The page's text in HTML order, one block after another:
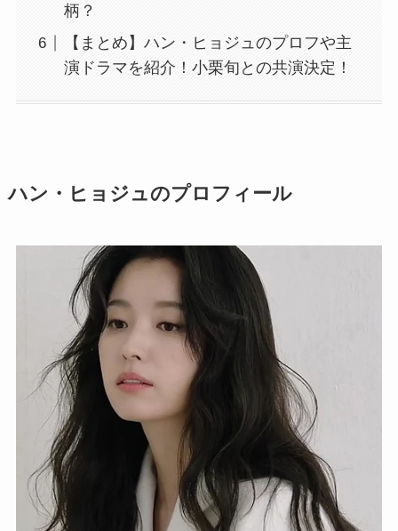
柄？
【まとめ】ハン・ヒョジュのプロフや主
演ドラマを紹介！小栗旬との共演決定！
ハン・ヒョジュのプロフィール